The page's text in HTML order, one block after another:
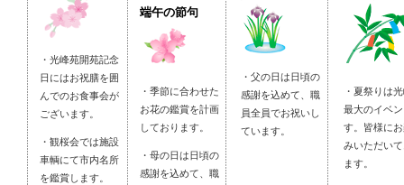
・光峰苑開苑記念
日にはお祝膳を囲
んでのお食事会が
ございます。
・観桜会では施設
車輌にて市内名所
を鑑賞します。
端午の節句
・季節に合わせた
お花の鑑賞を計画
しております。
・母の日は日頃の
感謝を込めて、職
・父の日は日頃の
感謝を込めて、職
員全員でお祝いし
ています。
・夏祭りは
最大のイベ
す。皆様に
みいただい
ます。